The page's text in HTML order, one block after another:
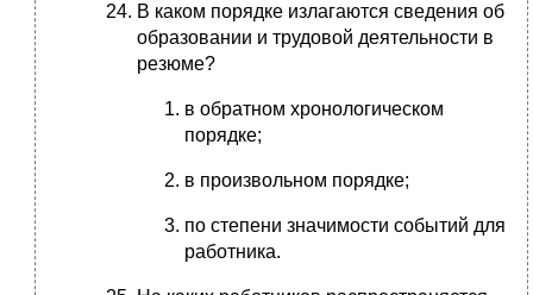
В каком порядке излагаются сведения об
образовании и трудовой деятельности в
резюме?
в обратном хронологическом
порядке;
в произвольном порядке;
по степени значимости событий для
работника.